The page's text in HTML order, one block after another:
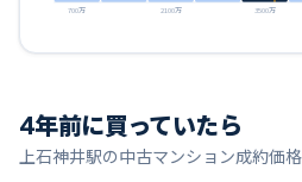
700万 2100万 3500万
4年前に買っていたら
上石神井駅の中古マンション成約価